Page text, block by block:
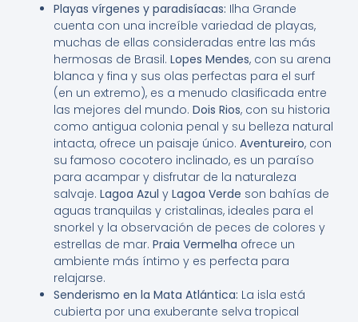
Playas vírgenes y paradisíacas: Ilha Grande
cuenta con una increíble variedad de playas,
muchas de ellas consideradas entre las más
hermosas de Brasil. Lopes Mendes, con su arena
blanca y fina y sus olas perfectas para el surf
(en un extremo), es a menudo clasificada entre
las mejores del mundo. Dois Rios, con su historia
como antigua colonia penal y su belleza natural
intacta, ofrece un paisaje único. Aventureiro, con
su famoso cocotero inclinado, es un paraíso
para acampar y disfrutar de la naturaleza
salvaje. Lagoa Azul y Lagoa Verde son bahías de
aguas tranquilas y cristalinas, ideales para el
snorkel y la observación de peces de colores y
estrellas de mar. Praia Vermelha ofrece un
ambiente más íntimo y es perfecta para
relajarse.
Senderismo en la Mata Atlántica: La isla está
cubierta por una exuberante selva tropical